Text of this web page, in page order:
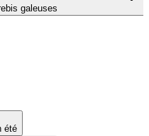
galeuses
été